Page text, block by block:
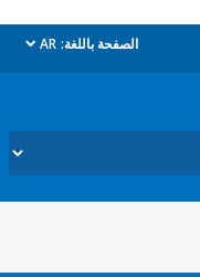
الصفحة باللغة: AR
dropdown